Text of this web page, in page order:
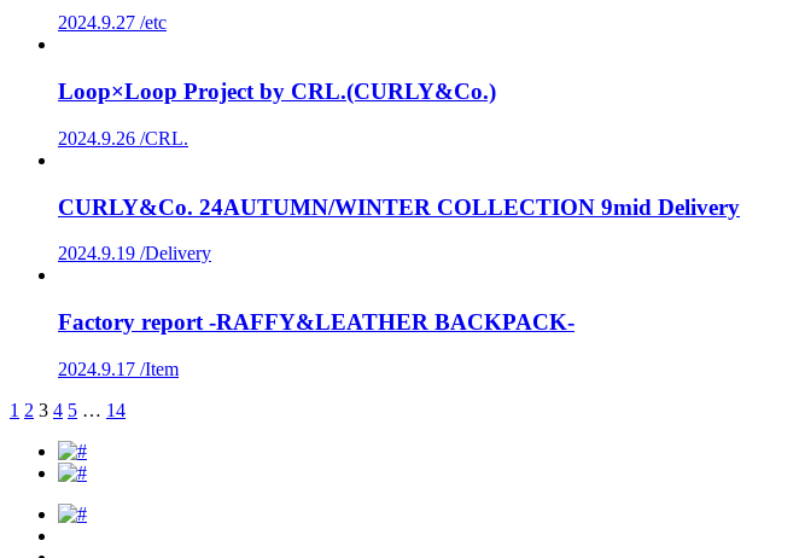
2024.9.27 /etc
Loop×Loop Project by CRL.(CURLY&Co.)
2024.9.26 /CRL.
CURLY&Co. 24AUTUMN/WINTER COLLECTION 9mid Delivery
2024.9.19 /Delivery
Factory report -RAFFY&LEATHER BACKPACK-
2024.9.17 /Item
1 2 3 4 5 … 14